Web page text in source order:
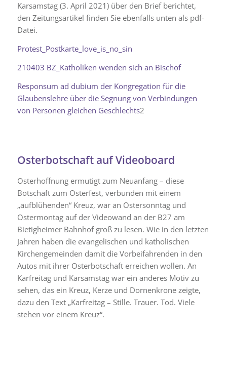
Karsamstag (3. April 2021) über den Brief berichtet,
den Zeitungsartikel finden Sie ebenfalls unten als pdf-
Datei.
Protest_Postkarte_love_is_no_sin
210403 BZ_Katholiken wenden sich an Bischof
Responsum ad dubium der Kongregation für die
Glaubenslehre über die Segnung von Verbindungen
von Personen gleichen Geschlechts2
Osterbotschaft auf Videoboard
Osterhoffnung ermutigt zum Neuanfang – diese
Botschaft zum Osterfest, verbunden mit einem
„aufblühenden“ Kreuz, war an Ostersonntag und
Ostermontag auf der Videowand an der B27 am
Bietigheimer Bahnhof groß zu lesen. Wie in den letzten
Jahren haben die evangelischen und katholischen
Kirchengemeinden damit die Vorbeifahrenden in den
Autos mit ihrer Osterbotschaft erreichen wollen. An
Karfreitag und Karsamstag war ein anderes Motiv zu
sehen, das ein Kreuz, Kerze und Dornenkrone zeigte,
dazu den Text „Karfreitag – Stille. Trauer. Tod. Viele
stehen vor einem Kreuz“.